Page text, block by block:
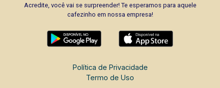
Acredite, você vai se surpreender! Te esperamos para aquele
cafezinho em nossa empresa!
Política de Privacidade
Termo de Uso